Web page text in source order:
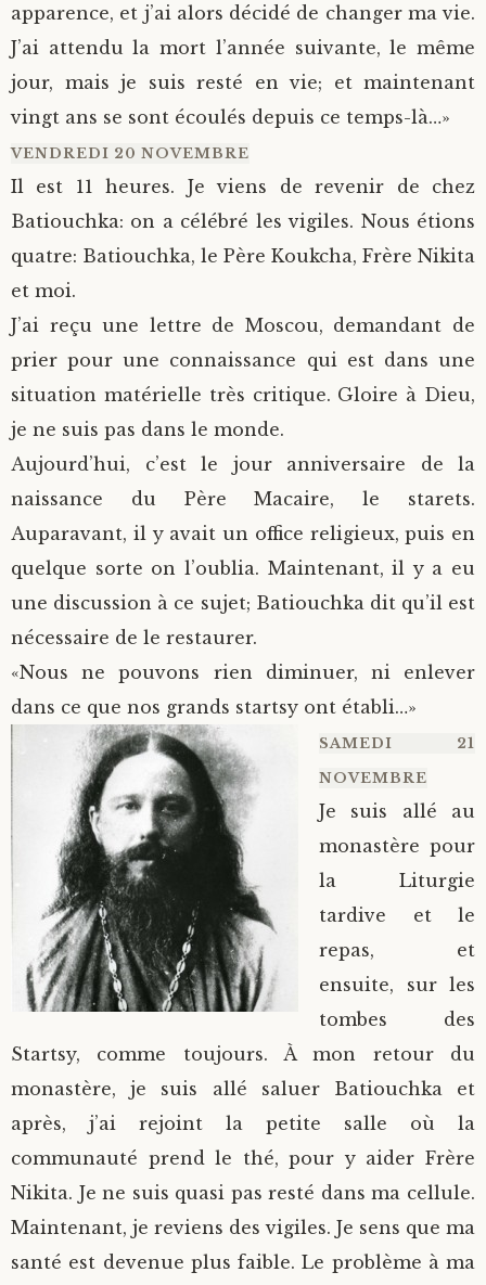
apparence, et j’ai alors décidé de changer ma vie.
J’ai attendu la mort l’année suivante, le même
jour, mais je suis resté en vie; et maintenant
vingt ans se sont écoulés depuis ce temps-là…»
VENDREDI 20 NOVEMBRE
Il est 11 heures. Je viens de revenir de chez
Batiouchka: on a célébré les vigiles. Nous étions
quatre: Batiouchka, le Père Koukcha, Frère Nikita
et moi.
J’ai reçu une lettre de Moscou, demandant de
prier pour une connaissance qui est dans une
situation matérielle très critique. Gloire à Dieu,
je ne suis pas dans le monde.
Aujourd’hui, c’est le jour anniversaire de la
naissance du Père Macaire, le starets.
Auparavant, il y avait un office religieux, puis en
quelque sorte on l’oublia. Maintenant, il y a eu
une discussion à ce sujet; Batiouchka dit qu’il est
nécessaire de le restaurer.
«Nous ne pouvons rien diminuer, ni enlever
dans ce que nos grands startsy ont établi…»
SAMEDI 21
NOVEMBRE
Je suis allé au
monastère pour
la Liturgie
tardive et le
repas, et
ensuite, sur les
tombes des
Startsy, comme toujours. À mon retour du
monastère, je suis allé saluer Batiouchka et
après, j’ai rejoint la petite salle où la
communauté prend le thé, pour y aider Frère
Nikita. Je ne suis quasi pas resté dans ma cellule.
Maintenant, je reviens des vigiles. Je sens que ma
santé est devenue plus faible. Le problème à ma